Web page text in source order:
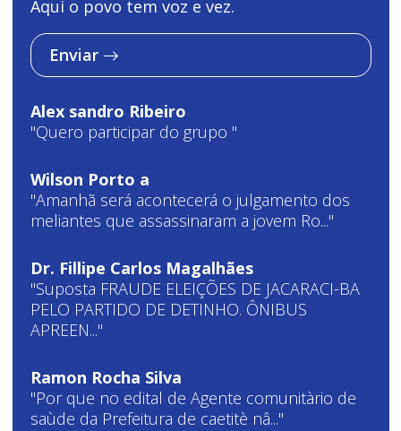
Aqui o povo tem voz e vez.
Enviar
Alex sandro Ribeiro
"Quero participar do grupo "
Wilson Porto a
"Amanhã será acontecerá o julgamento dos
meliantes que assassinaram a jovem Ro..."
Dr. Fillipe Carlos Magalhães
"Suposta FRAUDE ELEIÇÕES DE JACARACI-BA
PELO PARTIDO DE DETINHO. ÔNIBUS
APREEN..."
Ramon Rocha Silva
"Por que no edital de Agente comunitàrio de
saùde da Prefeitura de caetitè nâ..."